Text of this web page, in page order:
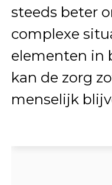
steeds beter
complexe
elementen in
kan de zorg
menselijk